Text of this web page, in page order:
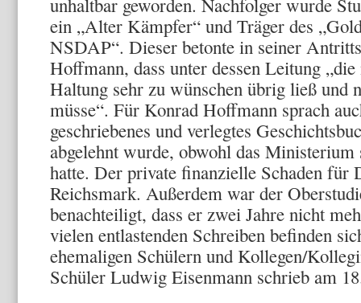
ein „Alter Kämpfer“ und Träger des
NSDAP“. Dieser betonte in seiner
Hoffmann, dass unter dessen Leitung
Haltung sehr zu wünschen übrig ließ und
müsse“. Für Konrad Hoffmann sprach
geschriebenes und verlegtes
abgelehnt wurde, obwohl das
hatte. Der private finanzielle Schaden für
Reichsmark. Außerdem war der
benachteiligt, dass er zwei Jahre nicht
vielen entlastenden Schreiben befinden
ehemaligen Schülern und Kollegen/
Schüler Ludwig Eisenmann schrieb am